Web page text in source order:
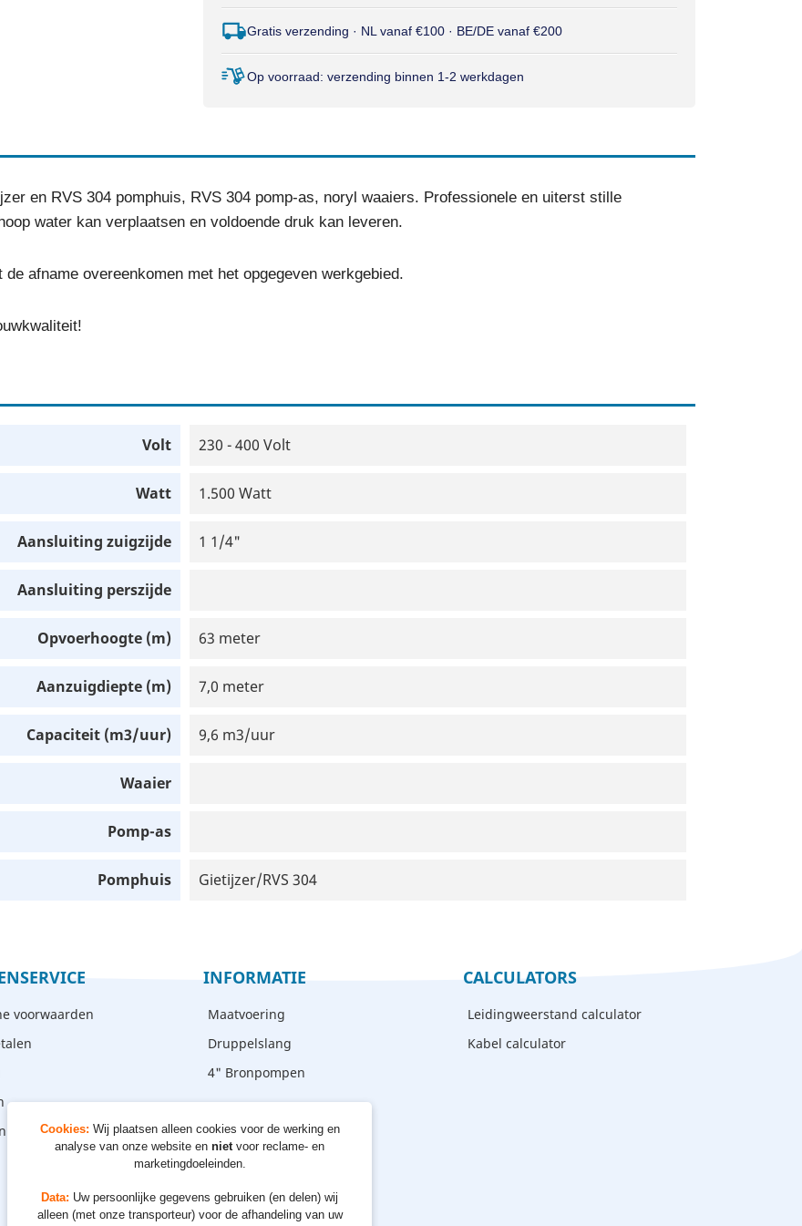
Gratis verzending · NL vanaf €100 · BE/DE vanaf €200
Op voorraad: verzending binnen 1-2 werkdagen
en RVS 304 pomphuis, RVS 304 pomp-as, noryl waaiers. Professionele en uiterst stille
water kan verplaatsen en voldoende druk kan leveren.
afname overeenkomen met het opgegeven werkgebied.
Volt 230 - 400 Volt
Watt 1.500 Watt
Aansluiting zuigzijde 1 1/4"
Aansluiting perszijde
Opvoerhoogte (m) 63 meter
Aanzuigdiepte (m) 7,0 meter
Capaciteit (m3/uur) 9,6 m3/uur
Waaier
Pomp-as
Pomphuis Gietijzer/RVS 304
voorwaarden
- afhalen
INFORMATIE
Maatvoering
Druppelslang
4" Bronpompen
CALCULATORS
Leidingweerstand calculator
Kabel calculator
Cookies: Wij plaatsen alleen cookies voor de werking en
analyse van onze website en nietvoor reclame- en
marketingdoeleinden.
Data: Uw persoonlijke gegevens gebruiken (en delen) wij
alleen (met onze transporteur) voor de afhandeling van uw